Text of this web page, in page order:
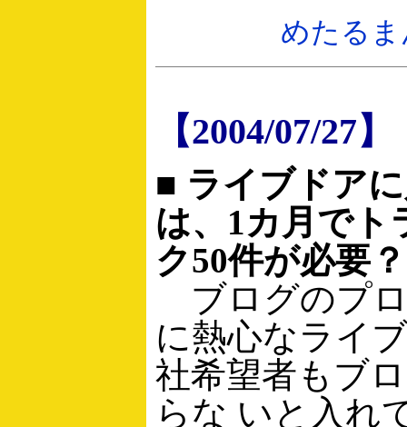
めたる
【2004/07/27】
■ ライブドア
は、1カ月でト
ク50件が必要？
ブログのプ
に熱心なライ
社希望者もブ
らな いと入れ